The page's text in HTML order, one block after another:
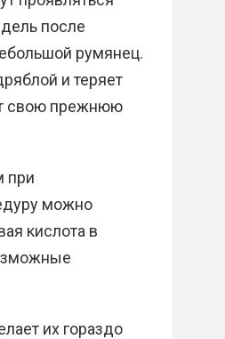
после
румянец.
и теряет
свою прежнюю
при
можно
кислота в
их гораздо